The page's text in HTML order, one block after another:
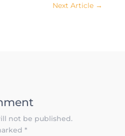
Next Article →
not be published.
*